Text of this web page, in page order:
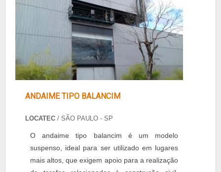
ANDAIME TIPO BALANCIM
LOCATEC / SÃO PAULO - SP
O andaime tipo balancim é um modelo
suspenso, ideal para ser utilizado em lugares
mais altos, que exigem apoio para a realização